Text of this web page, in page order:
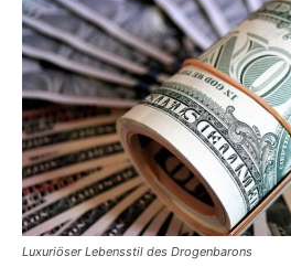
Luxuriöser Lebensstil des Drogenbarons